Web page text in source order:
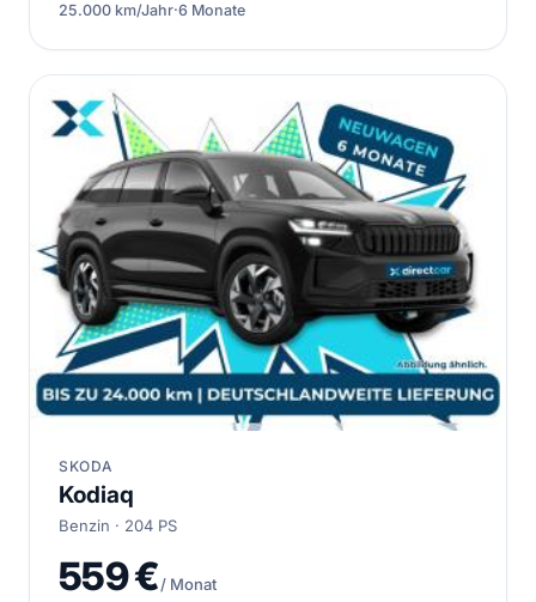
25.000 km/Jahr·6 Monate
SKODA
Kodiaq
Benzin · 204 PS
559 €/ Monat